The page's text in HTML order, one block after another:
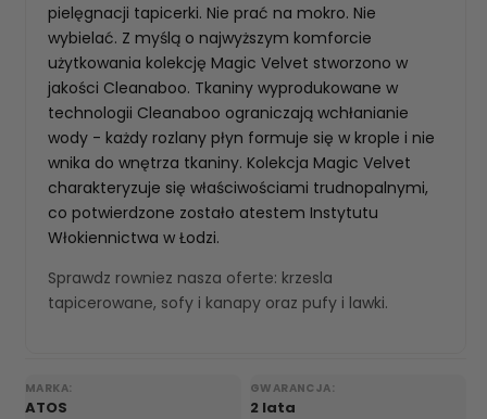
pielęgnacji tapicerki. Nie prać na mokro. Nie
wybielać. Z myślą o najwyższym komforcie
użytkowania kolekcję Magic Velvet stworzono w
jakości Cleanaboo. Tkaniny wyprodukowane w
technologii Cleanaboo ograniczają wchłanianie
wody - każdy rozlany płyn formuje się w krople i nie
wnika do wnętrza tkaniny. Kolekcja Magic Velvet
charakteryzuje się właściwościami trudnopalnymi,
co potwierdzone zostało atestem Instytutu
Włokiennictwa w Łodzi.
Sprawdz rowniez nasza oferte: krzesla
tapicerowane, sofy i kanapy oraz pufy i lawki.
MARKA:
ATOS
GWARANCJA:
2 lata